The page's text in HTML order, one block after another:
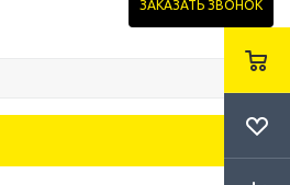
ЗАКАЗАТЬ ЗВОНОК